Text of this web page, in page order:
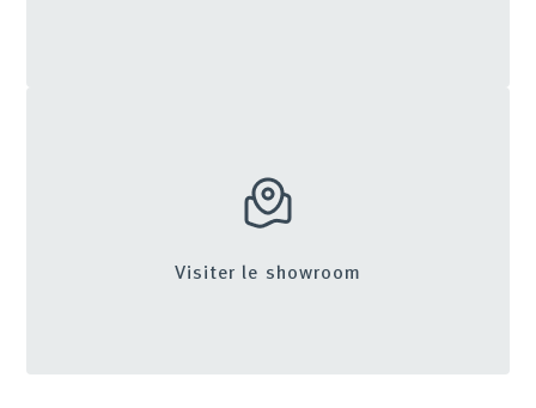
Visiter le showroom